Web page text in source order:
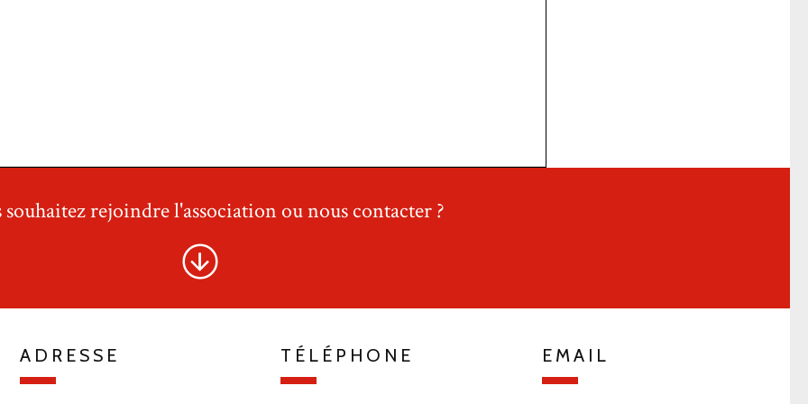
souhaitez rejoindre l'association ou nous contacter ?
ADRESSE TÉLÉPHONE EMAIL